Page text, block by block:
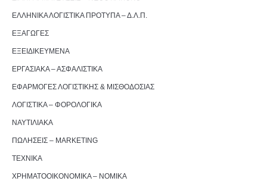
ΕΛΛΗΝΙΚΑ ΛΟΓΙΣΤΙΚΑ ΠΡΟΤΥΠΑ – Δ.Λ.Π.
ΕΞΑΓΩΓΕΣ
ΕΞΕΙΔΙΚΕΥΜΕΝΑ
ΕΡΓΑΣΙΑΚΑ – ΑΣΦΑΛΙΣΤΙΚΑ
ΕΦΑΡΜΟΓΕΣ ΛΟΓΙΣΤΙΚΗΣ & ΜΙΣΘΟΔΟΣΙΑΣ
ΛΟΓΙΣΤΙΚΑ – ΦΟΡΟΛΟΓΙΚΑ
ΝΑΥΤΙΛΙΑΚΑ
ΠΩΛΗΣΕΙΣ – MARKETING
ΤΕΧΝΙΚΑ
ΧΡΗΜΑΤΟΟΙΚΟΝΟΜΙΚΑ – ΝΟΜΙΚΑ